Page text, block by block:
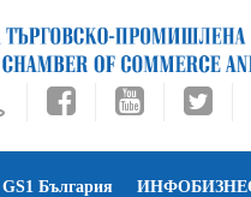
GS1 България